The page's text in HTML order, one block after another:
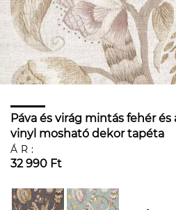
Páva és virág mintás fehér
vinyl mosható dekor tapéta
ÁR:
32 990 Ft